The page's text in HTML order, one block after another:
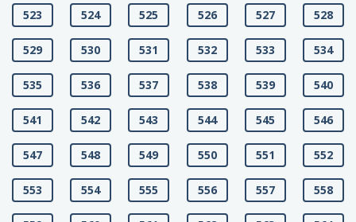
523 524 525 526 527 528
529 530 531 532 533 534
535 536 537 538 539 540
541 542 543 544 545 546
547 548 549 550 551 552
553 554 555 556 557 558